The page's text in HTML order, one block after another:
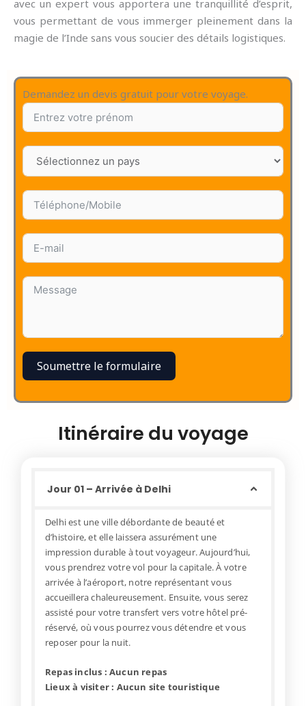
avec un expert vous apportera une tranquillité d’esprit,
vous permettant de vous immerger pleinement dans la
magie de l’Inde sans vous soucier des détails logistiques.
Demandez un devis gratuit pour votre voyage.
Soumettre le formulaire
Itinéraire du voyage
Jour 01 – Arrivée à Delhi
Delhi est une ville débordante de beauté et
d’histoire, et elle laissera assurément une
impression durable à tout voyageur. Aujourd’hui,
vous prendrez votre vol pour la capitale. À votre
arrivée à l’aéroport, notre représentant vous
accueillera chaleureusement. Ensuite, vous serez
assisté pour votre transfert vers votre hôtel pré-
réservé, où vous pourrez vous détendre et vous
reposer pour la nuit.
Repas inclus : Aucun repas
Lieux à visiter : Aucun site touristique